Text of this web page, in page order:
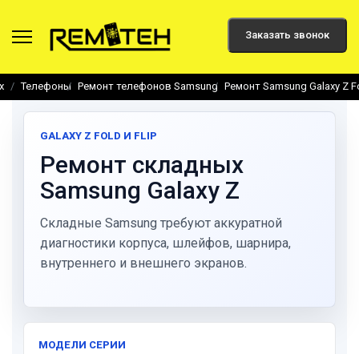
Заказать звонок
Телефоны Ремонт телефонов Samsung Ремонт Samsung Galaxy Z
GALAXY Z FOLD И FLIP
Ремонт складных
Samsung Galaxy Z
Складные Samsung требуют аккуратной
диагностики корпуса, шлейфов, шарнира,
внутреннего и внешнего экранов.
МОДЕЛИ СЕРИИ